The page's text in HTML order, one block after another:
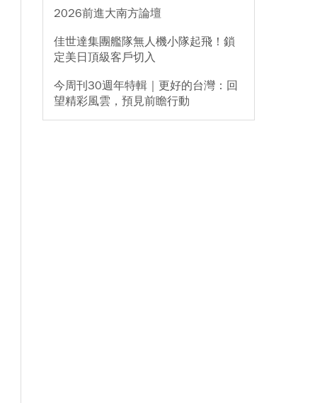
2026前進大南方論壇
佳世達集團艦隊無人機小隊起飛！鎖
定美日頂級客戶切入
今周刊30週年特輯｜更好的台灣：回
望精彩風雲，預見前瞻行動